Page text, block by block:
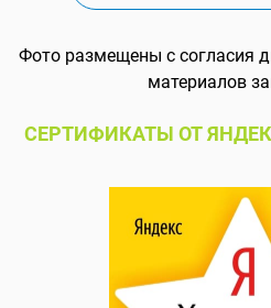
Фото размещены с согласия
материалов
СЕРТИФИКАТЫ ОТ